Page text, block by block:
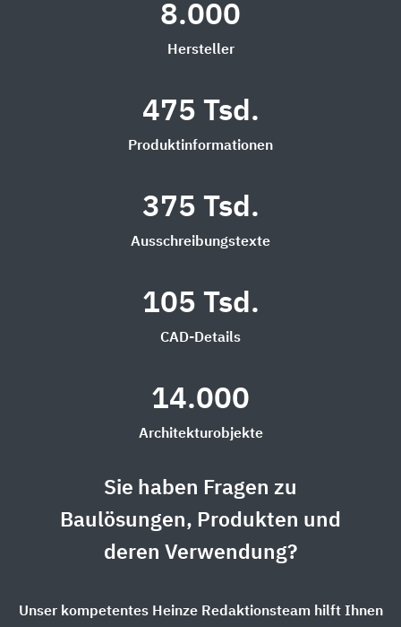
8.000
Hersteller
475 Tsd.
Produktinformationen
375 Tsd.
Ausschreibungstexte
105 Tsd.
CAD-Details
14.000
Architekturobjekte
Sie haben Fragen zu
Baulösungen, Produkten und
deren Verwendung?
Unser kompetentes Heinze Redaktionsteam hilft Ihnen